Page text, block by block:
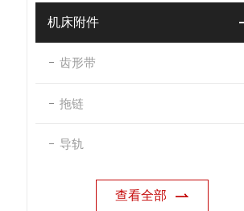
机床附件
齿形带
拖链
导轨
查看全部